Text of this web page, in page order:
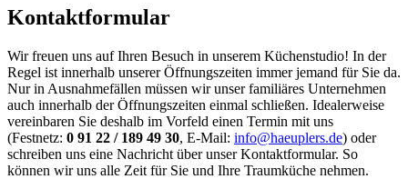
Kontaktformular
Wir freuen uns auf Ihren Besuch in unserem Küchenstudio! In der
Regel ist innerhalb unserer Öffnungszeiten immer jemand für Sie da.
Nur in Ausnahmefällen müssen wir unser familiäres Unternehmen
auch innerhalb der Öffnungszeiten einmal schließen. Idealerweise
vereinbaren Sie deshalb im Vorfeld einen Termin mit uns
(Festnetz: 0 91 22 / 189 49 30, E-Mail: info@haeuplers.de) oder
schreiben uns eine Nachricht über unser Kontaktformular. So
können wir uns alle Zeit für Sie und Ihre Traumküche nehmen.